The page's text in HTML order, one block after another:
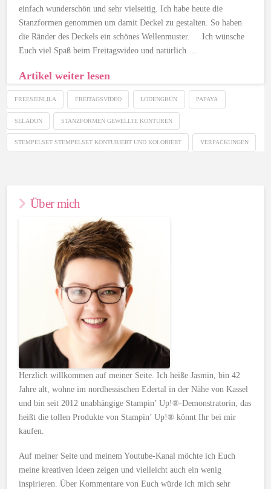
einfach wunderschön und sehr vielseitig. Ich habe heute die
Stanzformen genommen um damit Deckel zu gestalten. So haben
die Ränder des Deckels ein schönes Wellenmuster. Ich wünsche
Euch viel Spaß beim Freitagsvideo und natürlich …
Artikel weiter lesen
FREESIENLILA FREITAGSVIDEO LODENGRÜN PAPAYA
SELADON STANZFORMEN GEWELLTE KONTUREN
STEMPELSET STEMPELSET KONTURIERT UND KOLORIERT VERPACKUNGEN
Über mich
Herzlich willkommen auf meiner Seite. Ich heiße Jasmin, bin 42
Jahre alt, wohne im nordhessischen Edertal in der Nähe von Kassel
und bin seit 2012 unabhängige Stampin’ Up!®-Demonstratorin, das
heißt die tollen Produkte von Stampin’ Up!® könnt Ihr bei mir
kaufen.
Auf meiner Seite und meinem Youtube-Kanal möchte ich Euch
meine kreativen Ideen zeigen und vielleicht auch ein wenig
inspirieren. Über Kommentare von Euch würde ich mich sehr